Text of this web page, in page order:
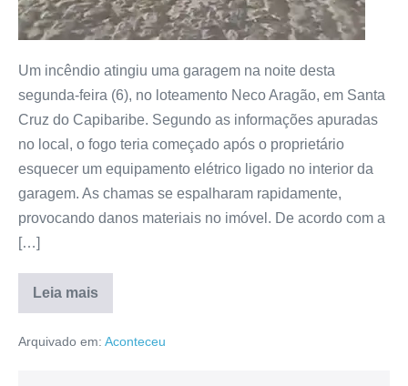
Um incêndio atingiu uma garagem na noite desta
segunda-feira (6), no loteamento Neco Aragão, em Santa
Cruz do Capibaribe. Segundo as informações apuradas
no local, o fogo teria começado após o proprietário
esquecer um equipamento elétrico ligado no interior da
garagem. As chamas se espalharam rapidamente,
provocando danos materiais no imóvel. De acordo com a
[…]
Leia mais
Arquivado em: Aconteceu